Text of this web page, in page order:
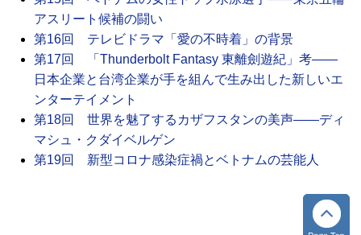
アスリート候補の闘い
第16回 テレビドラマ「愛の不時着」の背景
第17回 「Thunderbolt Fantasy 東離劍遊紀」考――
日本企業と台湾企業が手を組んで生み出した新しいエ
ンターテイメント
第18回 世界を魅了するカザフスタンの美声――ディ
マシュ・クダイベルゲン
第19回 新型コロナ感染症禍とベトナムの芸能人